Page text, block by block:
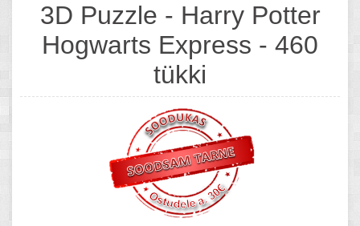
3D Puzzle - Harry Potter
Hogwarts Express - 460
tükki